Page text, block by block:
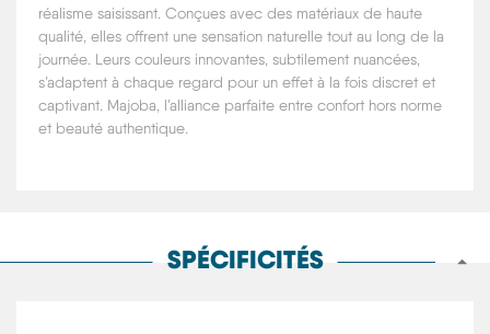
réalisme saisissant. Conçues avec des matériaux de haute
qualité, elles offrent une sensation naturelle tout au long de la
journée. Leurs couleurs innovantes, subtilement nuancées,
s’adaptent à chaque regard pour un effet à la fois discret et
captivant. Majoba, l’alliance parfaite entre confort hors norme
et beauté authentique.
SPÉCIFICITÉS